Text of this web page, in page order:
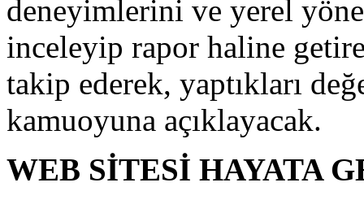
deneyimlerini ve yerel
inceleyip rapor haline
takip ederek, yaptıkları
kamuoyuna açıklayacak.
WEB SİTESİ HAYATA